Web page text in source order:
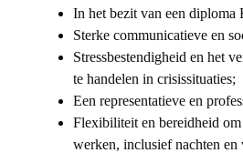
In het bezit van een diploma
Sterke communicatieve en
Stressbestendigheid en het
te handelen in crisissituaties;
Een representatieve en
Flexibiliteit en bereidheid
werken, inclusief nachten en